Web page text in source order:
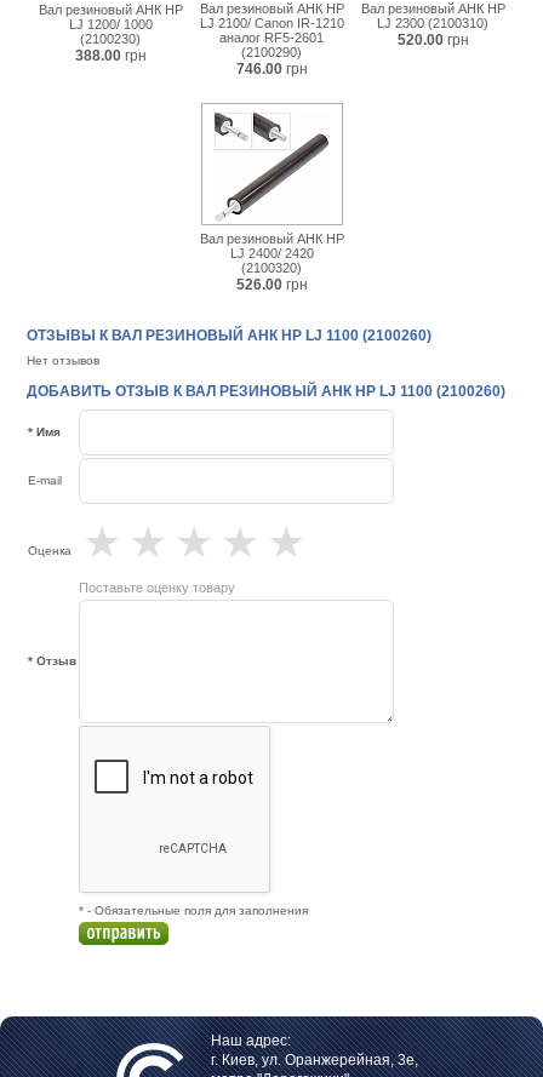
Вал резиновый АНК HP
LJ 1200/ 1000
(2100230)
388.00 грн
Вал резиновый АНК HP
LJ 2100/ Canon IR-1210
аналог RF5-2601
(2100290)
746.00 грн
Вал резиновый АНК HP
LJ 2300 (2100310)
520.00 грн
Вал резиновый АНК HP
LJ 2400/ 2420
(2100320)
526.00 грн
ОТЗЫВЫ К ВАЛ РЕЗИНОВЫЙ АНК HP LJ 1100 (2100260)
Нет отзывов
ДОБАВИТЬ ОТЗЫВ К ВАЛ РЕЗИНОВЫЙ АНК HP LJ 1100 (2100260)
* Имя
E-mail
Оценка ★
★
★
★
★
Поставьте оценку товару
* Отзыв
* - Обязательные поля для заполнения
Наш адрес:
г. Киев, ул. Оранжерейная, 3е,